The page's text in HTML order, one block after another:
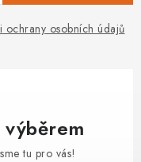
ochrany osobních údajů
výběrem
tu pro vás!